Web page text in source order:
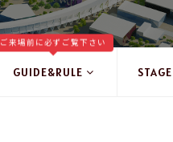
GUIDE&RULE
ご来場前に必ずご覧下さい
STAGE